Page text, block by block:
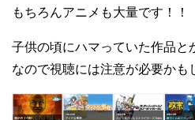
もちろんアニメも大量です！！
子供の頃にハマっていた作品と
なので視聴には注意が必要かも